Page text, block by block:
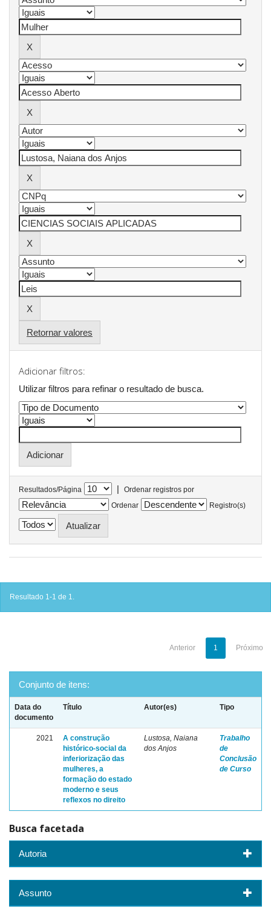
Retornar valores
Adicionar filtros:
Utilizar filtros para refinar o resultado de busca.
Resultados/Página |
Ordenar registros por
Ordenar
Registro(s)
Resultado 1-1 de 1.
Anterior 1 Próximo
Conjunto de itens:
Data do
documento
Título Autor(es) Tipo
2021
A construção
histórico-social da
inferiorização das
mulheres, a
formação do estado
moderno e seus
reflexos no direito
Lustosa, Naiana
dos Anjos
Trabalho
de
Conclusão
de Curso
Busca facetada
Autoria
Assunto